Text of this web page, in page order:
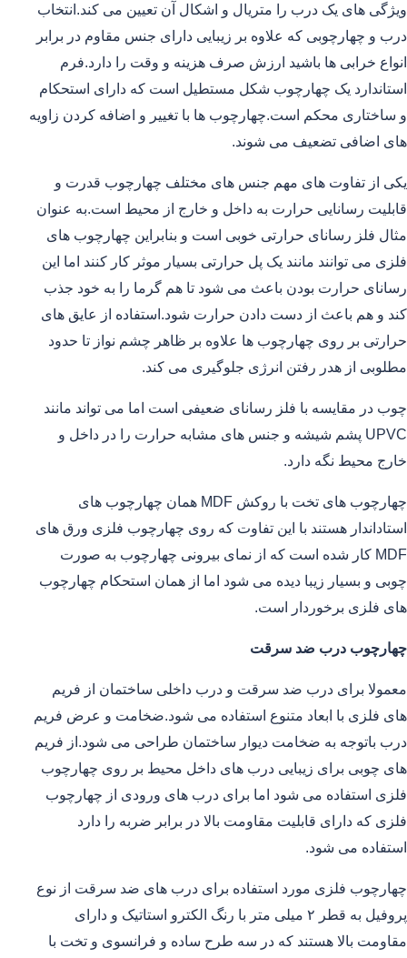
ویژگی های یک درب را متریال و اشکال آن تعیین می کند.انتخاب
درب و چهارچوبی که علاوه بر زیبایی دارای جنس مقاوم در برابر
انواع خرابی ها باشید ارزش صرف هزینه و وقت را دارد.فرم
استاندارد یک چهارچوب شکل مستطیل است که دارای استحکام
و ساختاری محکم است.چهارچوب ها با تغییر و اضافه کردن زاویه
های اضافی تضعیف می شوند.
یکی از تفاوت های مهم جنس های مختلف چهارچوب قدرت و
قابلیت رسانایی حرارت به داخل و خارج از محیط است.به عنوان
مثال فلز رسانای حرارتی خوبی است و بنابراین چهارچوب های
فلزی می توانند مانند یک پل حرارتی بسیار موثر کار کنند اما این
رسانای حرارت بودن باعث می شود تا هم گرما را به خود جذب
کند و هم باعث از دست دادن حرارت شود.استفاده از عایق های
حرارتی بر روی چهارچوب ها علاوه بر ظاهر چشم نواز تا حدود
مطلوبی از هدر رفتن انرژی جلوگیری می کند.
چوب در مقایسه با فلز رسانای ضعیفی است اما می تواند مانند
UPVC پشم شیشه و جنس های مشابه حرارت را در داخل و
خارج محیط نگه دارد.
چهارچوب های تخت با روکش MDF همان چهارچوب های
استاداندار هستند با این تفاوت که روی چهارچوب فلزی ورق های
MDF کار شده است که از نمای بیرونی چهارچوب به صورت
چوبی و بسیار زیبا دیده می شود اما از همان استحکام چهارچوب
های فلزی برخوردار است.
چهارچوب درب ضد سرقت
معمولا برای درب ضد سرقت و درب داخلی ساختمان از فریم
های فلزی با ابعاد متنوع استفاده می شود.ضخامت و عرض فریم
درب باتوجه به ضخامت دیوار ساختمان طراحی می شود.از فریم
های چوبی برای زیبایی درب های داخل محیط بر روی چهارچوب
فلزی استفاده می شود اما برای درب های ورودی از چهارچوب
فلزی که دارای قابلیت مقاومت بالا در برابر ضربه را دارد
استفاده می شود.
چهارچوب فلزی مورد استفاده برای درب های ضد سرقت از نوع
پروفیل به قطر ۲ میلی متر با رنگ الکترو استاتیک و دارای
مقاومت بالا هستند که در سه طرح ساده و فرانسوی و تخت با